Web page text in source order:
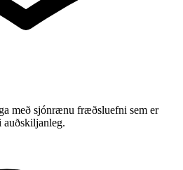
með sjónrænu fræðsluefni sem er
auðskiljanleg.